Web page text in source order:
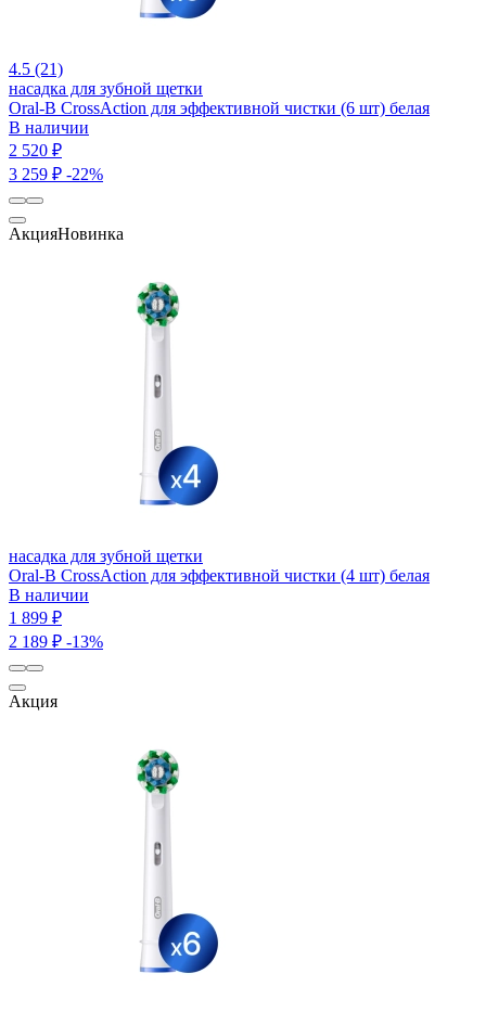
4.5 (21)
насадка для зубной щетки
Oral-B CrossAction для эффективной чистки (6 шт) белая
В наличии
2 520 ₽
3 259 ₽ -22%
АкцияНовинка
насадка для зубной щетки
Oral-B CrossAction для эффективной чистки (4 шт) белая
В наличии
1 899 ₽
2 189 ₽ -13%
Акция